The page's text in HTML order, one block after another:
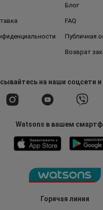
Горячая линия
Блог
FAQ
Публичная
Возврат
на наши соцсети
Watsons в вашем